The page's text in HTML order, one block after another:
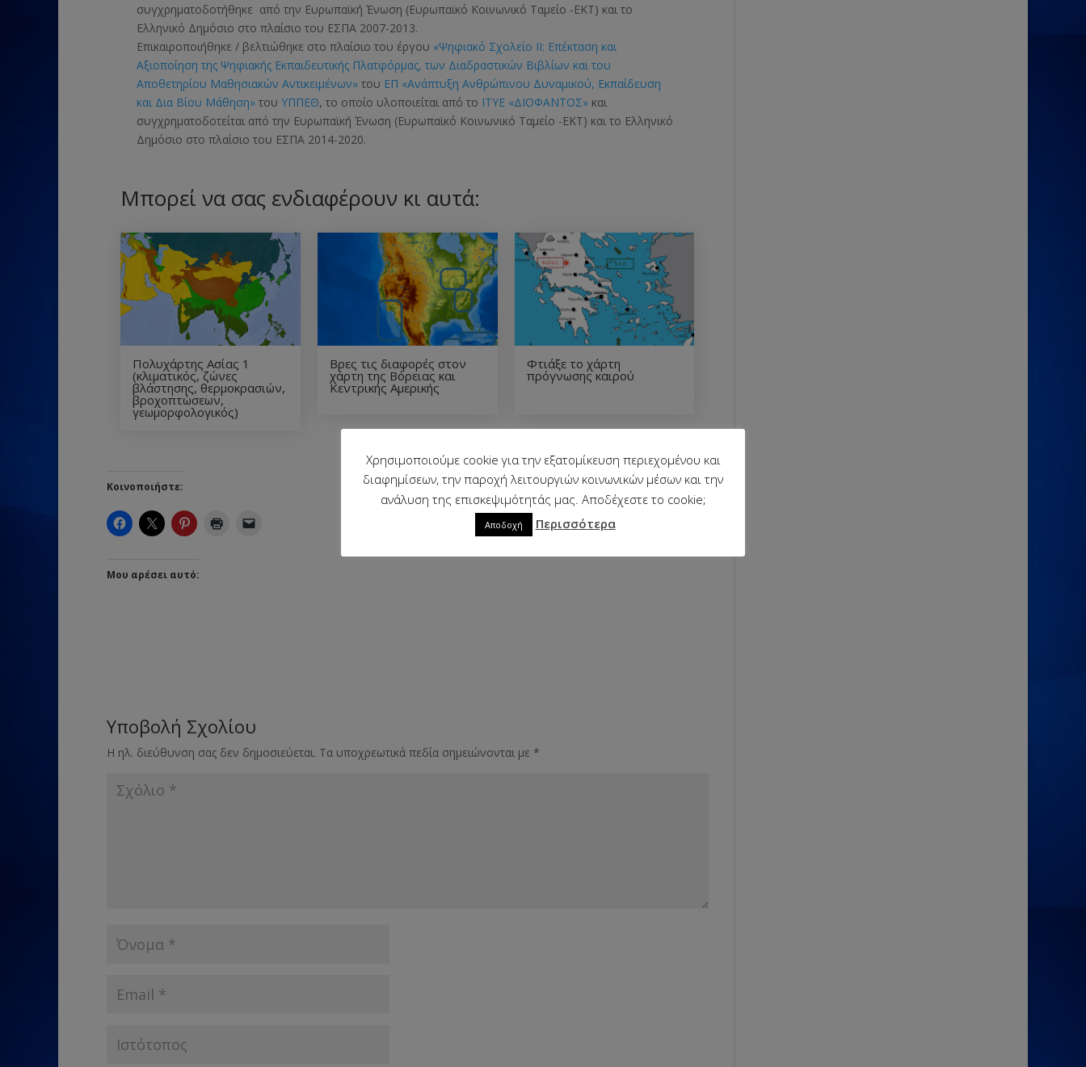
συγχρηματοδοτήθηκε από την Ευρωπαϊκή Ένωση (Ευρωπαϊκό Κοινωνικό Ταμείο -ΕΚΤ) και το
Ελληνικό Δημόσιο στο πλαίσιο του ΕΣΠΑ 2007-2013.
Επικαιροποιήθηκε / βελτιώθηκε στο πλαίσιο του έργου «Ψηφιακό Σχολείο ΙΙ: Επέκταση και
Αξιοποίηση της Ψηφιακής Εκπαιδευτικής Πλατφόρμας, των Διαδραστικών Βιβλίων και του
Αποθετηρίου Μαθησιακών Αντικειμένων» του ΕΠ «Ανάπτυξη Ανθρώπινου Δυναμικού, Εκπαίδευση
και Δια Βίου Μάθηση» τουΥΠΠΕΘ, το οποίο υλοποιείται από το ΙΤΥΕ «ΔΙΟΦΑΝΤΟΣ» και
συγχρηματοδοτείται από την Ευρωπαϊκή Ένωση (Ευρωπαϊκό Κοινωνικό Ταμείο -ΕΚΤ) και το Ελληνικό
Δημόσιο στο πλαίσιο του ΕΣΠΑ 2014-2020.
Μπορεί να σας ενδιαφέρουν κι αυτά:
Πολυχάρτης Ασίας 1
(κλιματικός, ζώνες
βλάστησης, θερμοκρασιών,
βροχοπτώσεων,
γεωμορφολογικός)
Βρες τις διαφορές στον
χάρτη της Βόρειας και
Κεντρικής Αμερικής
Φτιάξε το χάρτη
πρόγνωσης καιρού
Κοινοποιήστε:
Μου αρέσει αυτό:
Υποβολή Σχολίου
Η ηλ. διεύθυνση σας δεν δημοσιεύεται. Τα υποχρεωτικά πεδία σημειώνονται με *
Χρησιμοποιούμε cookie για την εξατομίκευση περιεχομένου και
διαφημίσεων, την παροχή λειτουργιών κοινωνικών μέσων και την
ανάλυση της επισκεψιμότητάς μας. Αποδέχεστε το cookie;
Αποδοχή Περισσότερα